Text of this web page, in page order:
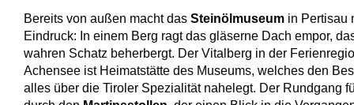
Bereits von außen macht das Steinölmuseum in Pertisau
Eindruck: In einem Berg ragt das gläserne Dach empor,
wahren Schatz beherbergt. Der Vitalberg in der
Achensee ist Heimatstätte des Museums, welches den
alles über die Tiroler Spezialität nahelegt. Der Rundgang